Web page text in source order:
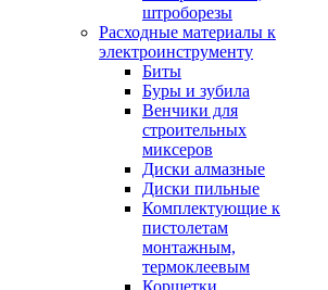
штроборезы
Расходные материалы к
электроинструменту
Биты
Буры и зубила
Венчики для
строительных
миксеров
Диски алмазные
Диски пильные
Комплектующие к
пистолетам
монтажным,
термоклеевым
Корщетки